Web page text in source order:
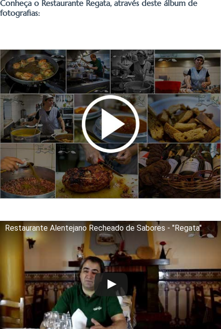
Conheça o Restaurante Regata, através deste álbum de
fotografias:
Restaurante Alentejano Recheado de Sabores - "Regata"